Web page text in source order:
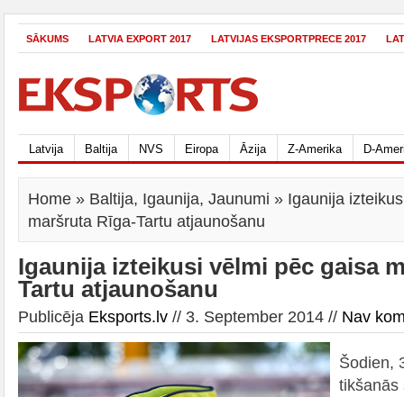
SĀKUMS LATVIA EXPORT 2017 LATVIJAS EKSPORTPRECE 2017
Latvija Baltija NVS Eiropa Āzija Z-Amerika D-
Home » Baltija, Igaunija, Jaunumi » Igaunija
maršruta Rīga-Tartu atjaunošanu
Igaunija izteikusi vēlmi pēc gaisa
Tartu atjaunošanu
Publicēja Eksports.lv // 3. September 2014 // Nav
Šodien,
tikšanās